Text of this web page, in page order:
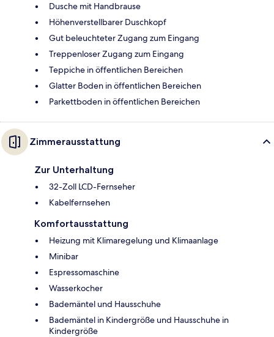
Dusche mit Handbrause
Höhenverstellbarer Duschkopf
Gut beleuchteter Zugang zum Eingang
Treppenloser Zugang zum Eingang
Teppiche in öffentlichen Bereichen
Glatter Boden in öffentlichen Bereichen
Parkettboden in öffentlichen Bereichen
Zimmerausstattung
Zur Unterhaltung
32-Zoll LCD-Fernseher
Kabelfernsehen
Komfortausstattung
Heizung mit Klimaregelung und Klimaanlage
Minibar
Espressomaschine
Wasserkocher
Bademäntel und Hausschuhe
Bademäntel in Kindergröße und Hausschuhe in
Kindergröße